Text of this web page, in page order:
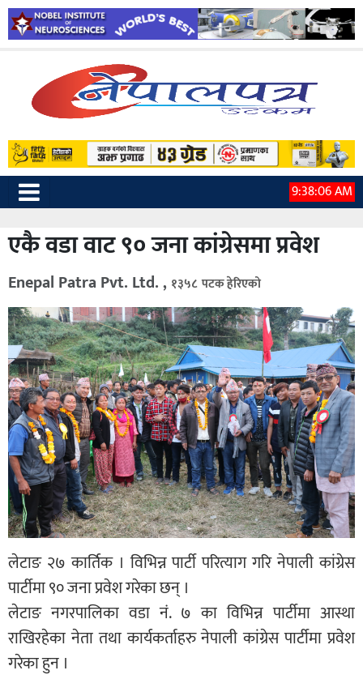
9:38:07 AM
एकै वडा वाट ९० जना कांग्रेसमा प्रवेश
Enepal Patra Pvt. Ltd. , १३५८ पटक हेरिएको
लेटाङ २७ कार्तिक । विभिन्न पार्टी परित्याग गरि नेपाली कांग्रेस
पार्टीमा ९० जना प्रवेश गरेका छन् ।
लेटाङ नगरपालिका वडा नं. ७ का विभिन्न पार्टीमा आस्था
राखिरहेका नेता तथा कार्यकर्ताहरु नेपाली कांग्रेस पार्टीमा प्रवेश
गरेका हुन ।